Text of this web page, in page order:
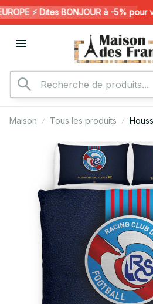
⚡️ Dites BONJOUR à -5% pour
Maison Tous les produits